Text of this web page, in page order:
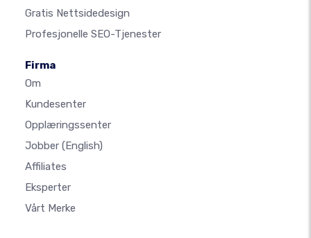
Gratis Nettsidedesign
Profesjonelle SEO-Tjenester
Firma
Om
Kundesenter
Opplæringssenter
Jobber (English)
Affiliates
Eksperter
Vårt Merke